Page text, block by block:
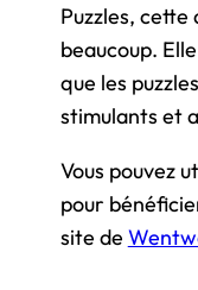
Puzzles,
beaucoup.
que les
stimulants et
Vous pouvez
pour
site de